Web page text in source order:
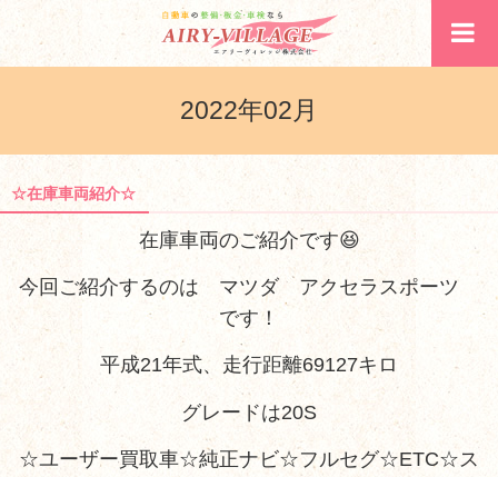
2022年02月
☆在庫車両紹介☆
在庫車両のご紹介です😆
今回ご紹介するのは マツダ アクセラスポーツ
です！
平成21年式、走行距離69127キロ
グレードは20S
☆ユーザー買取車☆純正ナビ☆フルセグ☆ETC☆ス